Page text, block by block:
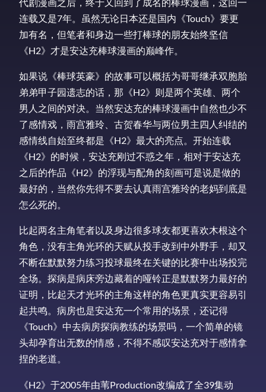
连载又是7年。虽然无论日本还是国内《Touch》要更
加有名，但笔者和身边一些打棒球的朋友始终坚信
《H2》才是安达充棒球漫画的巅峰作。
如果说《棒球英豪》的故事可以概括为哥哥继承双胞胎
弟弟甲子园遗志的话，那《H2》则是两个英雄、两个
男人之间的对决。当然安达充的棒球漫画中自然也少不
了感情戏，雨宫雅玲、古贺春华与两位男主四人纠结的
感情线自始至终都是《H2》最大的亮点。开始连载
《H2》的时候，安达充刚过不惑之年，相对于安达充
之后的作品《H2》的浮现与配角的刻画可是说是做的
最好的，当然你先得不要去认真雨宫雅玲的老妈到底是
怎么死的。
比起两名主角笔者以及身边很多球友都更喜欢木根这个
角色，没有主角光环的天赋从投手改到中外野手，却又
不断在默默努力练习投球最终在关键的比赛中出场投完
全场。探病是病床旁边藏着的哑铃正是默默努力最好的
证明，比起天才光环的主角这样的角色更真实更容易引
起共鸣。病房也是安达充一个常用的场景，还记得
《Touch》中去病房探病教练的场景吗，一个简单的镜
头却孕育出无数的情感，不得不感叹安达充对于感情拿
捏的老道。
《H2》于2005年由苇Production改编成了全39集动